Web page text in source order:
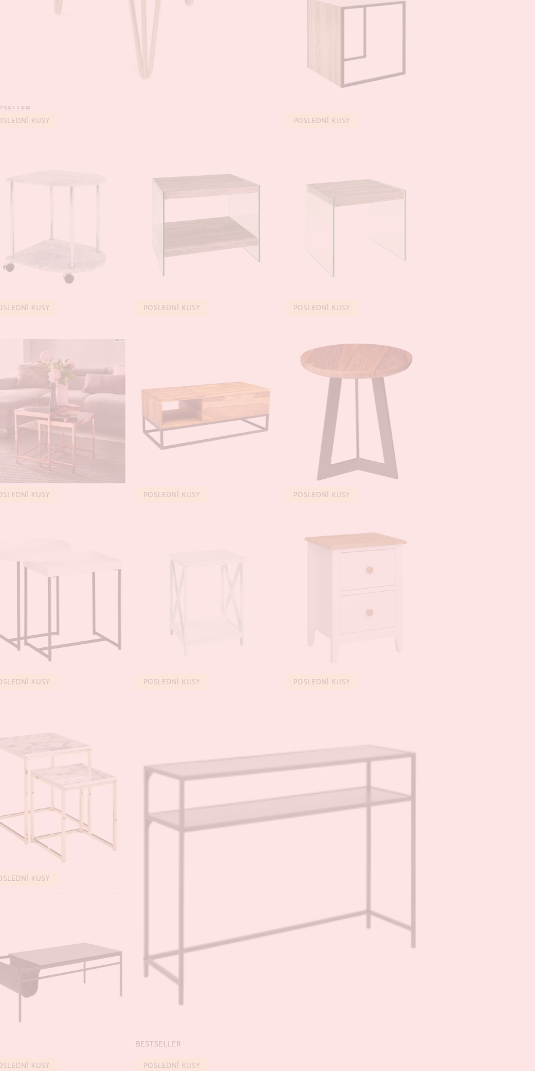
KUSY POSLEDNÍ KUSY
BESTSELLER
KUSY POSLEDNÍ KUSY
BESTSELLER POSLEDNÍ KUSY
BESTSELLER
KUSY POSLEDNÍ KUSY
BESTSELLER POSLEDNÍ KUSY
BESTSELLER
KUSY POSLEDNÍ KUSY
BESTSELLER POSLEDNÍ KUSY
BESTSELLER
POSLEDNÍ KUSY
BESTSELLER
KUSY
KUSY